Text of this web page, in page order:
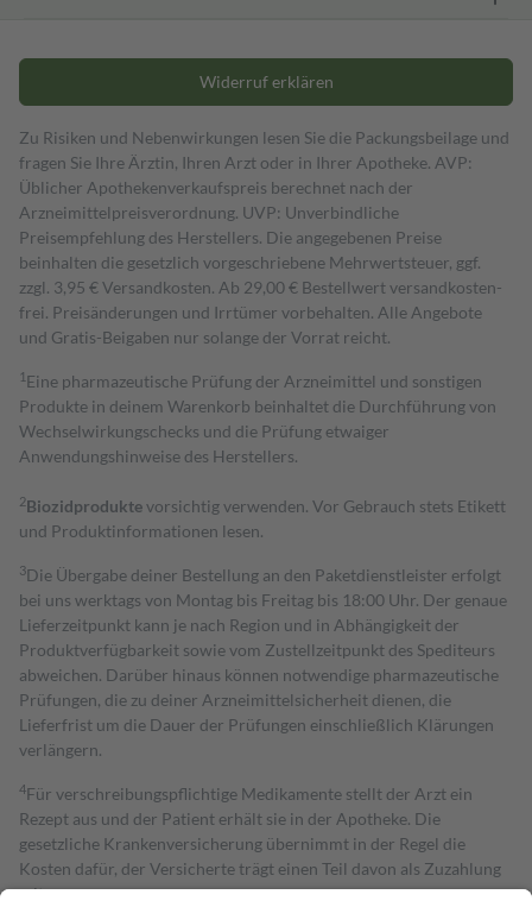
Widerruf erklären
Zu Risiken und Nebenwirkungen lesen Sie die Packungsbeilage und
fragen Sie Ihre Ärztin, Ihren Arzt oder in Ihrer Apotheke. AVP:
Üblicher Apothekenverkaufspreis berechnet nach der
Arzneimittelpreisverordnung. UVP: Unverbindliche
Preisempfehlung des Herstellers. Die angegebenen Preise
beinhalten die gesetzlich vorgeschriebene Mehrwertsteuer, ggf.
zzgl. 3,95 € Versandkosten. Ab 29,00 € Bestell­wert versand­kosten­
frei. Preisänderungen und Irrtümer vorbehalten. Alle Angebote
und Gratis-Beigaben nur solange der Vorrat reicht.
1 Eine pharmazeutische Prüfung der Arzneimittel und sonstigen
Produkte in deinem Warenkorb beinhaltet die Durchführung von
Wechselwirkungschecks und die Prüfung etwaiger
Anwendungshinweise des Herstellers.
2Biozidproduktevorsichtig verwenden. Vor Gebrauch stets Etikett
und Produktinformationen lesen.
3Die Übergabe deiner Bestellung an den Paketdienstleister erfolgt
bei uns werktags von Montag bis Freitag bis 18:00 Uhr. Der genaue
Lieferzeitpunkt kann je nach Region und in Abhängigkeit der
Produktverfügbarkeit sowie vom Zustellzeitpunkt des Spediteurs
abweichen. Darüber hinaus können notwendige pharmazeutische
Prüfungen, die zu deiner Arzneimittelsicherheit dienen, die
Lieferfrist um die Dauer der Prüfungen einschließlich Klärungen
verlängern.
4Für verschreibungspflichtige Medikamente stellt der Arzt ein
Rezept aus und der Patient erhält sie in der Apotheke. Die
gesetzliche Krankenversicherung übernimmt in der Regel die
Kosten dafür, der Versicherte trägt einen Teil davon als Zuzahlung
mit.